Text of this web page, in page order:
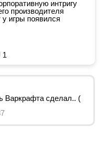
интригу
производителя
игры появился
1
Варкрафта сделал.. (